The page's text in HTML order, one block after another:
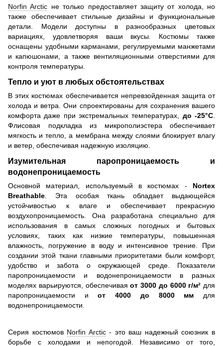
Norfin Arctic не только предоставляет защиту от холода, но
также обеспечивает стильные дизайны и функциональные
детали. Модели доступны в разнообразных цветовых
вариациях, удовлетворяя ваши вкусы. Костюмы также
оснащены удобными карманами, регулируемыми манжетами
и капюшонами, а также вентиляционными отверстиями для
контроля температуры.
Тепло и уют в любых обстоятельствах
В этих костюмах обеспечивается непревзойденная защита от
холода и ветра. Они спроектированы для сохранения вашего
комфорта даже при экстремальных температурах, до -25°C.
Флисовая подкладка из микрополиэстера обеспечивает
мягкость и тепло, а мембрана между слоями блокирует влагу
и ветер, обеспечивая надежную изоляцию.
Изумительная паропроницаемость и
водонепроницаемость
Основной материал, используемый в костюмах - Nortex
Breathable . Эта особая ткань обладает выдающейся
устойчивостью к влаге и обеспечивает прекрасную
воздухопроницаемость. Она разработана специально для
использования в самых сложных погодных и бытовых
условиях, таких как низкие температуры, повышенная
влажность, погружение в воду и интенсивное трение. При
создании этой ткани главными приоритетами были комфорт,
удобство и забота о окружающей среде. Показатели
паропроницаемости и водонепроницаемости в разных
моделях варьируются, обеспечиваяот 3000 до 6000 г/м² для
паропроницаемости иот 4000 до 8000 мм для
водонепроницаемости.
Серия костюмов Norfin Arctic- это ваш надежный союзник в
борьбе с холодами и непогодой. Независимо от того,